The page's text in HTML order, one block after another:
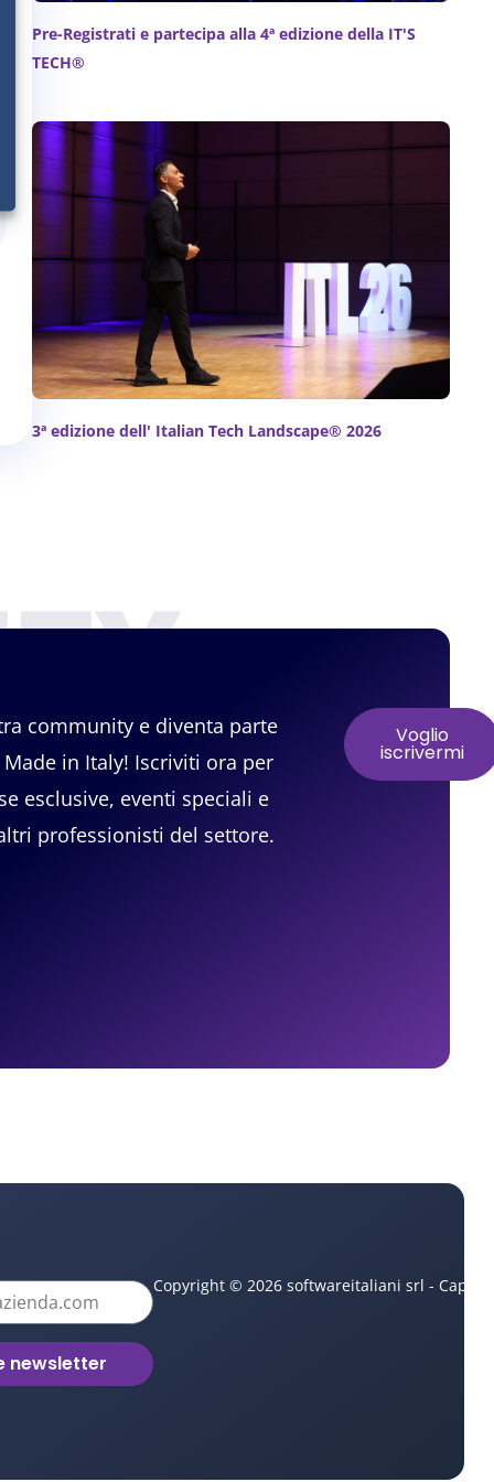
Pre-Registrati e partecipa alla 4ª edizione della IT'S
TECH®
3ª edizione dell' Italian Tech Landscape® 2026
community e diventa parte
Made in Italy! Iscriviti ora per
esclusive, eventi speciali e
professionisti del settore.
Voglio
iscrivermi
newsletter
Copyright © 2026 softwareitaliani srl -